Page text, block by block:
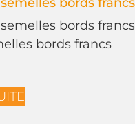
bords francs
bords francs